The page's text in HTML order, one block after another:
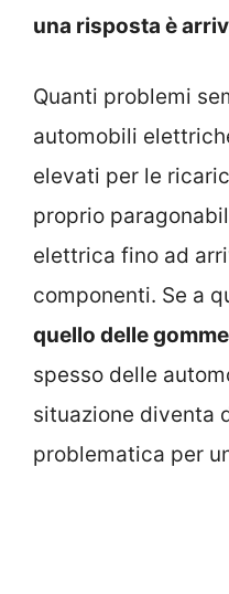
una risposta è
Quanti problemi
automobili
elevati per le
proprio
elettrica fino ad
componenti. Se a
quello delle gomme
spesso delle
situazione diventa
problematica per